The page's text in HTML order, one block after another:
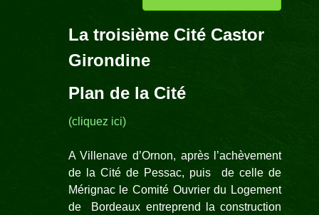
La troisième Cité Castor
Girondine
Plan de la Cité
(cliquez ici)
A Villenave d’Ornon, après l’achèvement
de la Cité de Pessac, puis de celle de
Mérignac le Comité Ouvrier du Logement
de Bordeaux entreprend la construction